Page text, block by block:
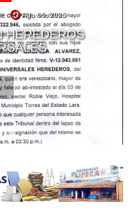
Ago 06, 2026
HEREDEROS